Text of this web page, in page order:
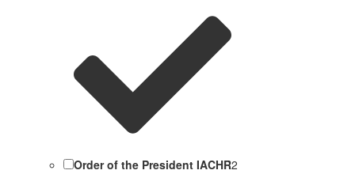
Order of the President IACHR2